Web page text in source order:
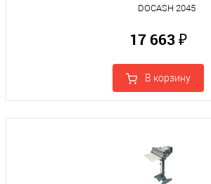
DOCASH 2045
17 663 ₽
В корзину